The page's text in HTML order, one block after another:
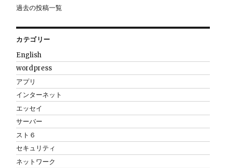
過去の投稿一覧
カテゴリー
English
wordpress
アプリ
インターネット
エッセイ
サーバー
スト６
セキュリティ
ネットワーク